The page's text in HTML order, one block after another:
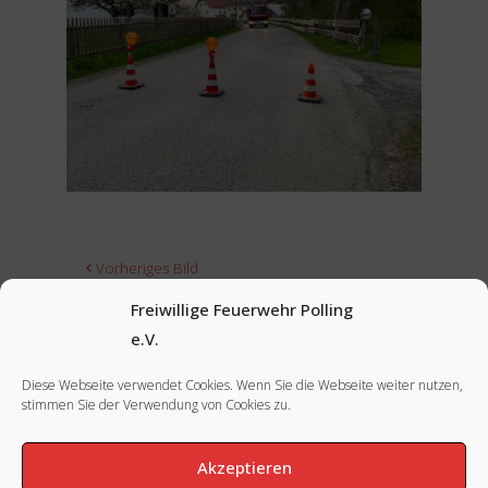
Freiwillige Feuerwehr Polling
e.V.
Diese Webseite verwendet Cookies. Wenn Sie die Webseite weiter nutzen,
stimmen Sie der Verwendung von Cookies zu.
Akzeptieren
Vorheriges Bild
Nächstes Bild